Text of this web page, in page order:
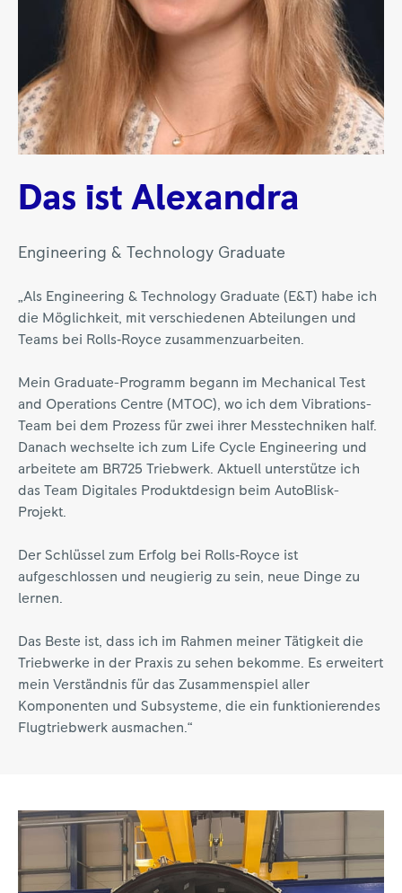
Das ist Alexandra
Engineering & Technology Graduate
„Als Engineering & Technology Graduate (E&T) habe ich
die Möglichkeit, mit verschiedenen Abteilungen und
Teams bei Rolls‑Royce zusammenzuarbeiten.
Mein Graduate-Programm begann im Mechanical Test
and Operations Centre (MTOC), wo ich dem Vibrations-
Team bei dem Prozess für zwei ihrer Messtechniken half.
Danach wechselte ich zum Life Cycle Engineering und
arbeitete am BR725 Triebwerk. Aktuell unterstütze ich
das Team Digitales Produktdesign beim AutoBlisk-
Projekt.
Der Schlüssel zum Erfolg bei Rolls‑Royce ist
aufgeschlossen und neugierig zu sein, neue Dinge zu
lernen.
Das Beste ist, dass ich im Rahmen meiner Tätigkeit die
Triebwerke in der Praxis zu sehen bekomme. Es erweitert
mein Verständnis für das Zusammenspiel aller
Komponenten und Subsysteme, die ein funktionierendes
Flugtriebwerk ausmachen.“